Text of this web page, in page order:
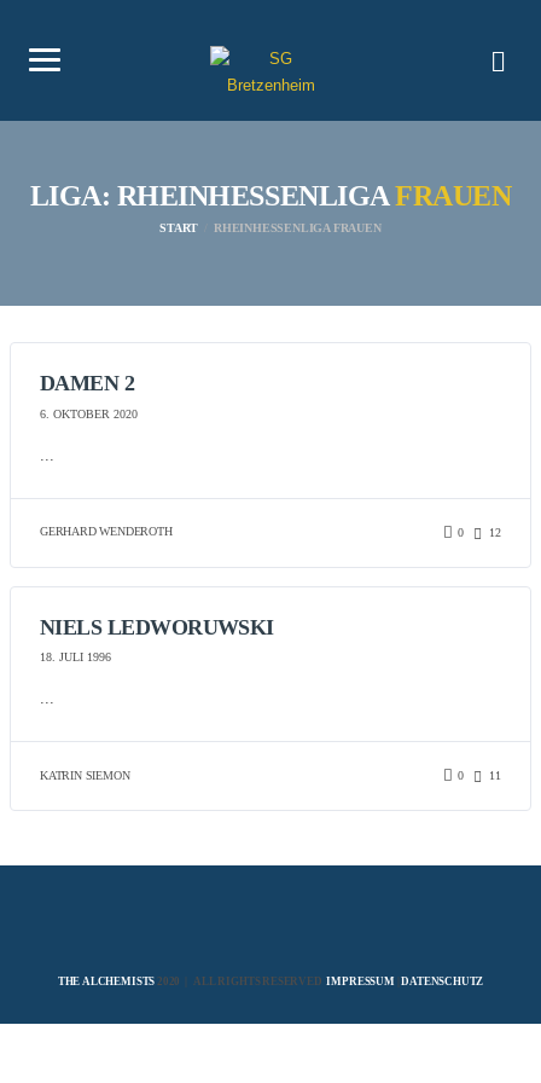
LIGA: RHEINHESSENLIGAFRAUEN
START RHEINHESSENLIGA FRAUEN
DAMEN 2
6. OKTOBER 2020
GERHARD WENDEROTH 0 12
NIELS LEDWORUWSKI
18. JULI 1996
...
KATRIN SIEMON 0 11
THE ALCHEMISTS 2020 | ALL RIGHTS RESERVEDIMPRESSUM |DATENSCHUTZ